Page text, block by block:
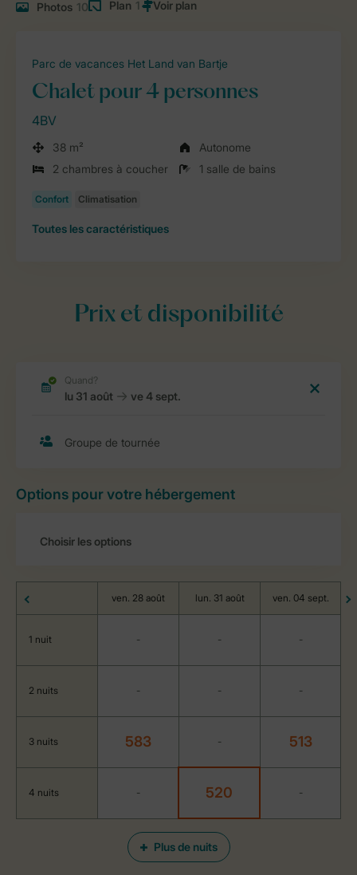
Photos 10 Plan 1
Parc de vacances Het Land van Bartje
Chalet pour 4 personnes
4BV
38 m²
Autonome
2 chambres à coucher
1 salle de bains
Toutes les caractéristiques
Prix et disponibilité
Options pour votre hébergement
Plus de nuits
ven. 28 août lun. 31 août ven. 04 sept.
1 nuit - - -
2 nuits - - -
3 nuits 583 - 513
4 nuits - 520 -